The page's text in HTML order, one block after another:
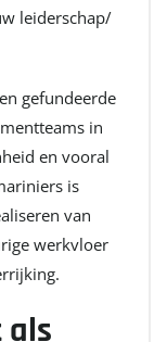
leiderschap/
gefundeerde
in
en vooral
is
van
werkvloer
als